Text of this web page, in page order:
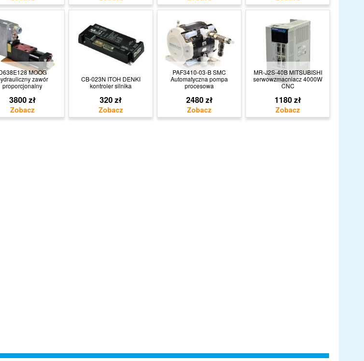
MOOG
zawór
proporcjonalny
3800 zł
CB-023N ITOH DENKI
kontroler silnika
320 zł
PAF3410-03-B SMC
Automatyczna pompa
procesowa
2480 zł
MR-J2S-40B MITSUBISHI
serwowzmacniacz 4000W
CNC
1180 zł